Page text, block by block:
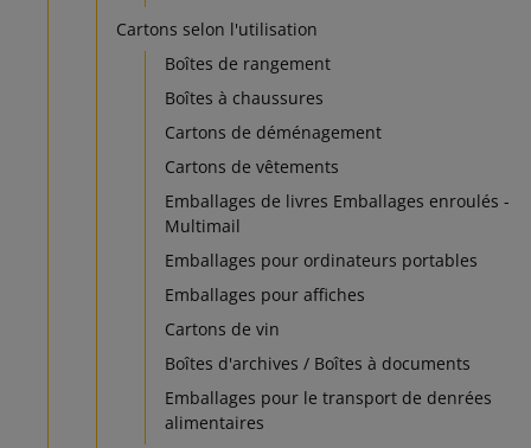
Cartons selon l'utilisation
Boîtes de rangement
Boîtes à chaussures
Cartons de déménagement
Cartons de vêtements
Emballages de livres Emballages enroulés -
Multimail
Emballages pour ordinateurs portables
Emballages pour affiches
Cartons de vin
Boîtes d'archives / Boîtes à documents
Emballages pour le transport de denrées
alimentaires